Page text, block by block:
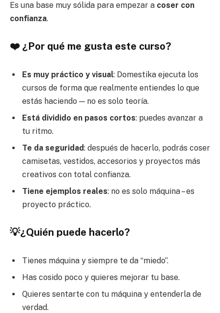
Es una base muy sólida para empezar a coser con
confianza.
❤️ ¿Por qué me gusta este curso?
Es muy práctico y visual: Domestika ejecuta los
cursos de forma que realmente entiendes lo que
estás haciendo — no es solo teoría.
Está dividido en pasos cortos: puedes avanzar a
tu ritmo.
Te da seguridad: después de hacerlo, podrás coser
camisetas, vestidos, accesorios y proyectos más
creativos con total confianza.
Tiene ejemplos reales: no es solo máquina – es
proyecto práctico.
💡¿Quién puede hacerlo?
Tienes máquina y siempre te da “miedo”.
Has cosido poco y quieres mejorar tu base.
Quieres sentarte con tu máquina y entenderla de
verdad.